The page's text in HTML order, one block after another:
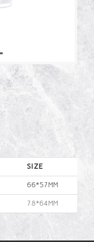
SIZE
66*57MM
78*64MM